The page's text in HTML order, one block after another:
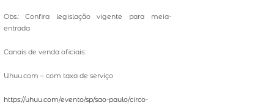
Obs.: Confira legislação vigente para meia-
entrada
Canais de venda oficiais:
Uhuu.com – com taxa de serviço
https://uhuu.com/evento/sp/sao-paulo/circo-